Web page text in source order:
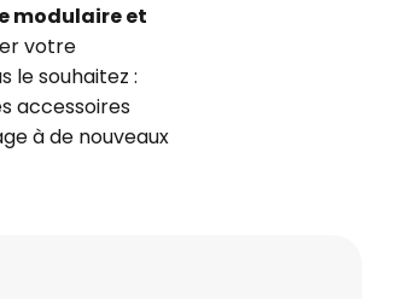
modulaire et
votre
le souhaitez :
accessoires
à de nouveaux